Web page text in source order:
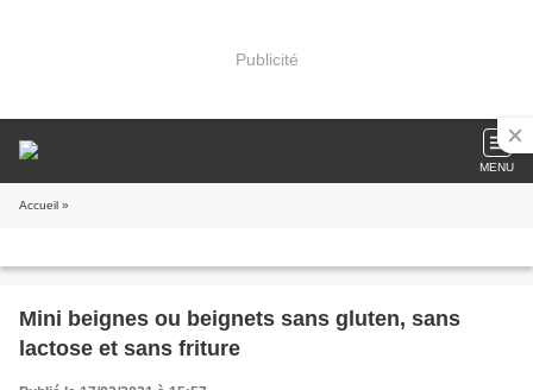
Publicité
MENU
Accueil »
Mini beignes ou beignets sans gluten, sans
lactose et sans friture